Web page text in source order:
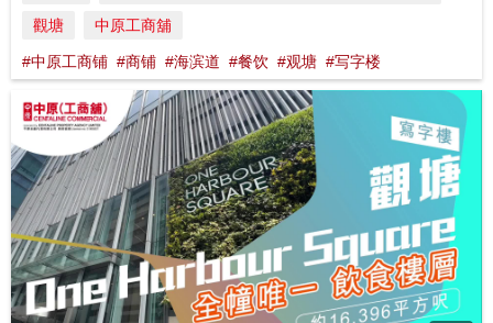
觀塘
中原工商舖
#中原工商铺 #商铺 #海滨道 #餐饮 #观塘 #写字楼